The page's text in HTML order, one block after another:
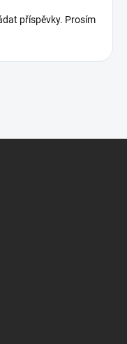
příspěvky. Prosím